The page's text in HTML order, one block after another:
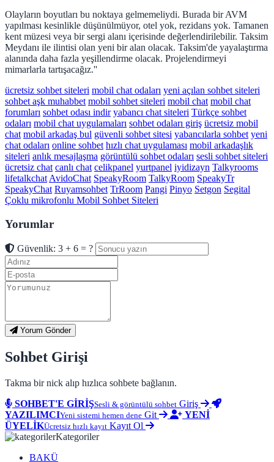
Olayların boyutları bu noktaya gelmemeliydi. Burada bir AVM
yapılması kesinlikle düşünülmüyor, otel yok, rezidans yok. Tamanen
kent müzesi veya bir sergi alanı içerisinde değerlendirilebilir. Taksim
Meydanı ile ilintisi olan yeni bir alan olacak. Taksim'de yayalaştırma
alanında daha fazla yeşillendirme olacak. Projelendirmeyi
mimarlarla tartışacağız.''
ücretsiz sohbet siteleri mobil chat odaları yeni açılan sohbet siteleri
sohbet aşk muhabbet mobil sohbet siteleri mobil chat mobil chat
forumları sohbet odası indir yabancı chat siteleri Türkçe sohbet
odaları mobil chat uygulamaları sohbet odaları giriş ücretsiz mobil
chat mobil arkadaş bul güvenli sohbet sitesi yabancılarla sohbet yeni
chat odaları online sohbet hızlı chat uygulaması mobil arkadaşlık
siteleri anlık mesajlaşma görüntülü sohbet odaları sesli sohbet siteleri
ücretsiz chat canlı chat celikpanel yurtpanel iyidizayn Talkyrooms
lifetalkchat AvidoChat SpeakyRoom TalkyRoom SpeakyTr
SpeakyChat Ruyamsohbet TrRoom Pangi Pinyo Setgon Segital
Çoklu mikrofonlu Mobil Sohbet Siteleri
Yorumlar
Güvenlik: 3 + 6 = ?
Yorum Gönder
Sohbet Girişi
Takma bir nick alıp hızlıca sohbete bağlanın.
SOHBET'E GİRİŞSesli & görüntülü sohbet Giriş
YAZILIMCIYeni sistemi hemen dene Git
YENİ
ÜYELİKÜcretsiz hızlı kayıt Kayıt Ol
Kategoriler
BAKÜ